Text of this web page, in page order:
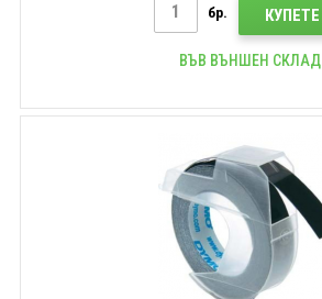
бр. КУПЕТЕ
ВЪВ ВЪНШЕН СКЛАД